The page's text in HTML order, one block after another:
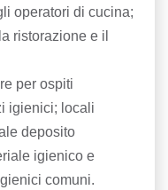
operatori di cucina;
ristorazione e il
per ospiti
igienici; locali
deposito
igienico e
comuni.